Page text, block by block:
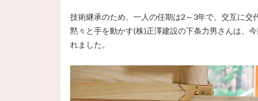
技術継承のため、一人の任期は2～3年で、交互に交
黙々と手を動かす(株)正澤建設の下条力男さんは、
れました。